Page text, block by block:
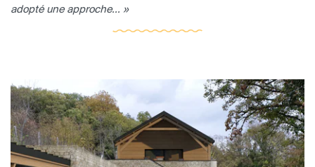
adopté une approche... »